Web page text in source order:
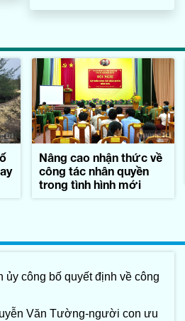
Nâng cao nhận thức về
công tác nhân quyền
trong tình hình mới
ủy công bố quyết định về công
Văn Tường-người con ưu